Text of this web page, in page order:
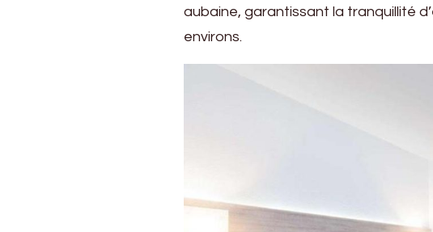
aubaine, garantissant la tranquillité
environs.